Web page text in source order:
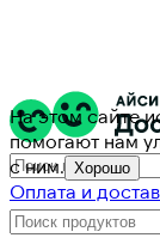
На этом сайте
помогают нам
с ним. Хорошо
Оплата и